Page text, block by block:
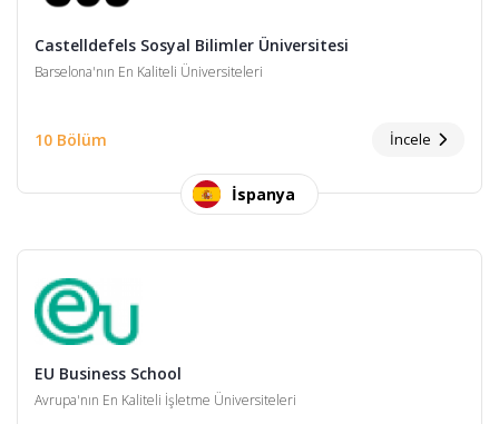
Castelldefels Sosyal Bilimler Üniversitesi
Barselona'nın En Kaliteli Üniversiteleri
10 Bölüm İncele
İspanya
EU Business School
Avrupa'nın En Kaliteli İşletme Üniversiteleri